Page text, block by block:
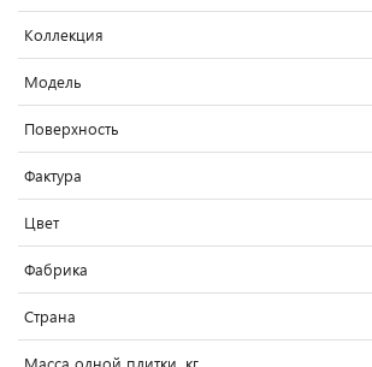
Коллекция
Модель
Поверхность
Фактура
Цвет
Фабрика
Страна